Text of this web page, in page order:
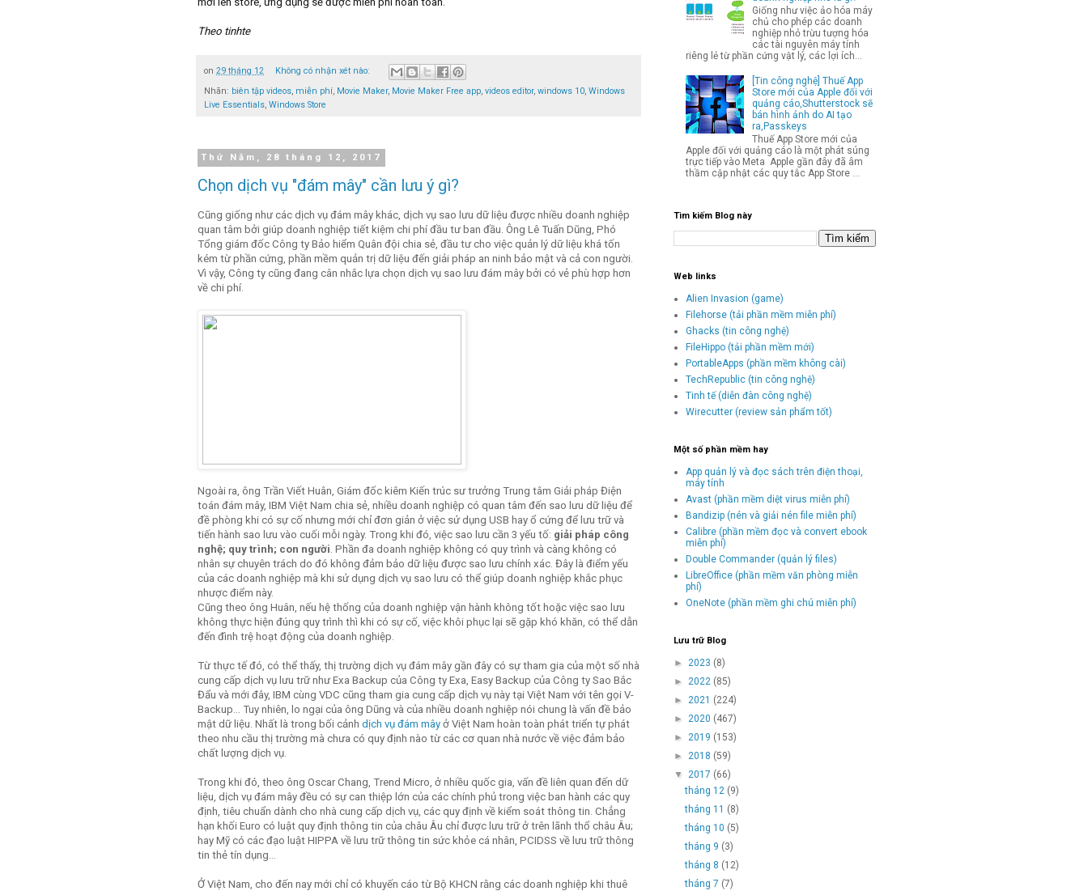
Theo tinhte
on 29 tháng 12
Không có nhận xét nào:
Nhãn: biên tập videos miễn phí Movie Maker, Movie Maker Free app videos editor, windows 10 Windows
Live Essentials Windows Store
Thứ Năm, 28 tháng 12, 2017
Chọn dịch vụ "đám mây" cần lưu ý gì?
Cũng giống như các dịch vụ đám mây khác, dịch vụ sao lưu dữ liệu được nhiều doanh nghiệp
quan tâm bởi giúp doanh nghiệp tiết kiệm chi phí đầu tư ban đầu. Ông Lê Tuấn Dũng, Phó
Tổng giám đốc Công ty Bảo hiểm Quân đội chia sẻ, đầu tư cho việc quản lý dữ liệu khá tốn
kém từ phần cứng, phần mềm quản trị dữ liệu đến giải pháp an ninh bảo mật và cả con người.
Vì vậy, Công ty cũng đang cân nhắc lựa chọn dịch vụ sao lưu đám mây bởi có vẻ phù hợp hơn
về chi phí.
Ngoài ra, ông Trần Viết Huân, Giám đốc kiêm Kiến trúc sư trưởng Trung tâm Giải pháp Điện
toán đám mây, IBM Việt Nam chia sẻ, nhiều doanh nghiệp có quan tâm đến sao lưu dữ liệu để
đề phòng khi có sự cố nhưng mới chỉ đơn giản ở việc sử dụng USB hay ổ cứng để lưu trữ và
tiến hành sao lưu vào cuối mỗi ngày. Trong khi đó, việc sao lưu cần 3 yếu tố: giải pháp công
nghệ; quy trình; con người . Phần đa doanh nghiệp không có quy trình và càng không có
nhân sự chuyên trách do đó không đảm bảo dữ liệu được sao lưu chính xác. Đây là điểm yếu
của các doanh nghiệp mà khi sử dụng dịch vụ sao lưu có thể giúp doanh nghiệp khắc phục
nhược điểm này.
Cũng theo ông Huân, nếu hệ thống của doanh nghiệp vận hành không tốt hoặc việc sao lưu
không thực hiện đúng quy trình thì khi có sự cố, việc khôi phục lại sẽ gặp khó khăn, có thể dẫn
đến đình trệ hoạt động của doanh nghiệp.
Từ thực tế đó, có thể thấy, thị trường dịch vụ đám mây gần đây có sự tham gia của một số nhà
cung cấp dịch vụ lưu trữ như Exa Backup của Công ty Exa, Easy Backup của Công ty Sao Bắc
Đẩu và mới đây, IBM cùng VDC cũng tham gia cung cấp dịch vụ này tại Việt Nam với tên gọi V-
Backup… Tuy nhiên, lo ngại của ông Dũng và của nhiều doanh nghiệp nói chung là vấn đề bảo
mật dữ liệu. Nhất là trong bối cảnh dịch vụ đám mây ở Việt Nam hoàn toàn phát triển tự phát
theo nhu cầu thị trường mà chưa có quy định nào từ các cơ quan nhà nước về việc đảm bảo
chất lượng dịch vụ.
Trong khi đó, theo ông Oscar Chang, Trend Micro, ở nhiều quốc gia, vấn đề liên quan đến dữ
liệu, dịch vụ đám mây đều có sự can thiệp lớn của các chính phủ trong việc ban hành các quy
định, tiêu chuẩn dành cho nhà cung cấp dịch vụ, các quy định về kiểm soát thông tin. Chẳng
hạn khối Euro có luật quy định thông tin của châu Âu chỉ được lưu trữ ở trên lãnh thổ châu Âu;
hay Mỹ có các đạo luật HIPPA về lưu trữ thông tin sức khỏe cá nhân, PCIDSS về lưu trữ thông
tin thẻ tín dụng…
Ở Việt Nam, cho đến nay mới chỉ có khuyến cáo từ Bộ KHCN rằng các doanh nghiệp khi thuê
Giống như việc ảo hóa máy
chủ cho phép các doanh
nghiệp nhỏ trừu tượng hóa
các tài nguyên máy tính
riêng lẻ từ phần cứng vật lý, các lợi ích...
[Tin công nghệ] Thuế App
Store mới của Apple đối với
quảng cáo,Shutterstock sẽ
bán hình ảnh do AI tạo
ra,Passkeys
Thuế App Store mới của
Apple đối với quảng cáo là một phát súng
trực tiếp vào Meta Apple gần đây đã âm
thầm cập nhật các quy tắc App Store ...
Tìm kiếm Blog này
Web links
Alien Invasion (game)
Filehorse (tải phần mềm miễn phí)
Ghacks (tin công nghệ)
FileHippo (tải phần mềm mới)
PortableApps (phần mềm không cài)
TechRepublic (tin công nghệ)
Tinh tế (diễn đàn công nghệ)
Wirecutter (review sản phẩm tốt)
Một số phần mềm hay
App quản lý và đọc sách trên điện thoại,
máy tính
Avast (phần mềm diệt virus miễn phí)
Bandizip (nén và giải nén file miễn phí)
Calibre (phần mềm đọc và convert ebook
miễn phí)
Double Commander (quản lý files)
LibreOffice (phần mềm văn phòng miễn
phí)
OneNote (phần mềm ghi chú miễn phí)
Lưu trữ Blog
► 2023 (8)
► 2022 (85)
► 2021 (224)
► 2020 (467)
► 2019 (153)
► 2018 (59)
▼ 2017 (66)
tháng 12 (9)
tháng 11 (8)
tháng 10 (5)
tháng 9 (3)
tháng 8 (12)
tháng 7 (7)